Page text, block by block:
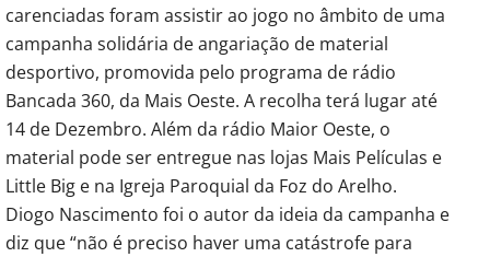
carenciadas foram assistir ao jogo no âmbito de uma
campanha solidária de angariação de material
desportivo, promovida pelo programa de rádio
Bancada 360, da Mais Oeste. A recolha terá lugar até
14 de Dezembro. Além da rádio Maior Oeste, o
material pode ser entregue nas lojas Mais Películas e
Little Big e na Igreja Paroquial da Foz do Arelho.
Diogo Nascimento foi o autor da ideia da campanha e
diz que “não é preciso haver uma catástrofe para